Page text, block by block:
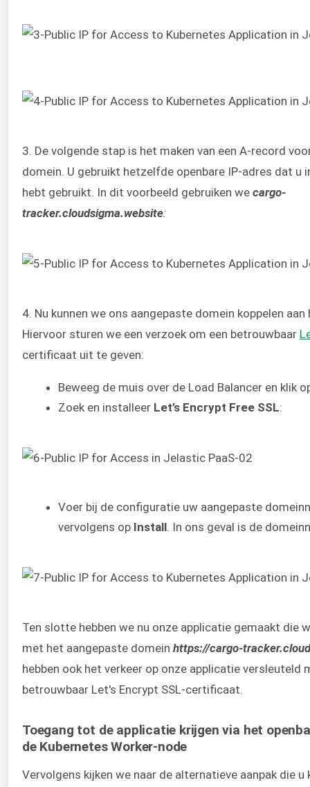
3. De volgende stap is het maken van een A-record
domein. U gebruikt hetzelfde openbare IP-adres dat u
hebt gebruikt. In dit voorbeeld gebruiken we cargo-
tracker.cloudsigma.website:
4. Nu kunnen we ons aangepaste domein koppelen
Hiervoor sturen we een verzoek om een betrouwbaar
certificaat uit te geven:
Beweeg de muis over de Load Balancer en klik
Zoek en installeer Let’s Encrypt Free SSL:
Voer bij de configuratie uw aangepaste
vervolgens op Install. In ons geval is de
Ten slotte hebben we nu onze applicatie gemaakt die
met het aangepaste domein https://cargo-
hebben ook het verkeer op onze applicatie versleuteld
betrouwbaar Let's Encrypt SSL-certificaat.
Toegang tot de applicatie krijgen via het
de Kubernetes Worker-node
Vervolgens kijken we naar de alternatieve aanpak die u